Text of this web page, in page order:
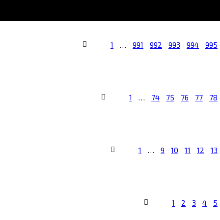
1 … 991 992 993 994 995
1 … 74 75 76 77 78
1 … 9 10 11 12 13
1 2 3 4 5